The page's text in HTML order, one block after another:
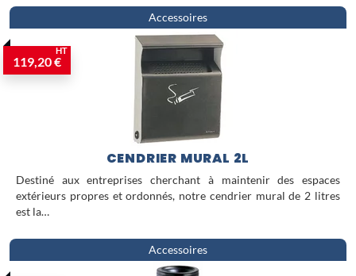
Accessoires
119,20 €
HT
CENDRIER MURAL 2L
Destiné aux entreprises cherchant à maintenir des espaces
extérieurs propres et ordonnés, notre cendrier mural de 2 litres
est la…
Accessoires